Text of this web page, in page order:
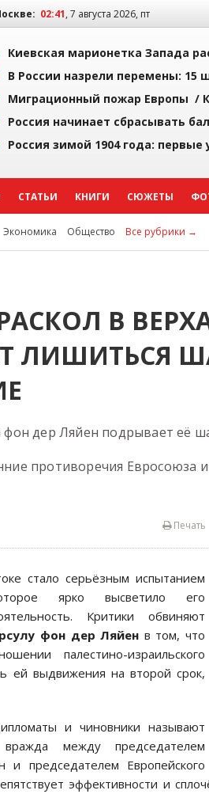
02:41, 7 августа 2026, пт
Киевская марионетка Запада
В России назрели перемены: 15
Миграционный пожар Европы /
Россия начинает сбрасывать
Россия зимой 1904 года:
СТАТЬИ КНИГИ СЮЖЕТЫ
Экономика Общество Все рубрики →
РАСКОЛ В
ЛИШИТЬСЯ
фон дер Ляйен подрывает её
противоречия Евросоюза
Печать
стало серьёзным испытанием
ярко высветило его
Критики обвиняют
фон дер Ляйен в том, что
палестино-израильского
ей выдвижения на второй срок,
и чиновники называют
между председателем
председателем Европейского
эффективности и